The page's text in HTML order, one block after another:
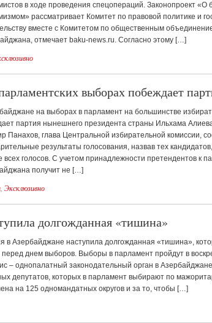
в ходе проведения спецопераций. Законопроект «О
рассматривает Комитет по правовой политике и
вместе с Комитетом по общественным
отмечает baku-news.ru. Согласно этому […]
выборах побеждает
на выборах в парламент на большинстве
партия нынешнего президента страны Ильхама
Панахов, глава Центральной избирательной комиссии,
результаты голосования, назвав тех
всех голосов. С учетом принадлежности претендентов к
получит не […]
Эксклюзивно
долгожданная «тишина»
в Азербайджане наступила долгожданная «тишина»,
перед днем выборов. Выборы в парламент пройдут в
– однопалатный законодательный орган в
депутатов, которых в парламент выбирают по
на 125 одномандатных округов и за то, чтобы […]